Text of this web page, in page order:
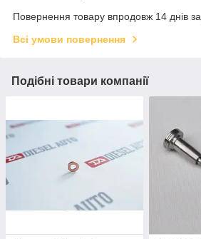
Повернення товару впродовж 14 днів
Всі умови повернення
Подібні товари компанії